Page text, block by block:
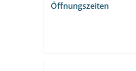
Öffnungszeiten